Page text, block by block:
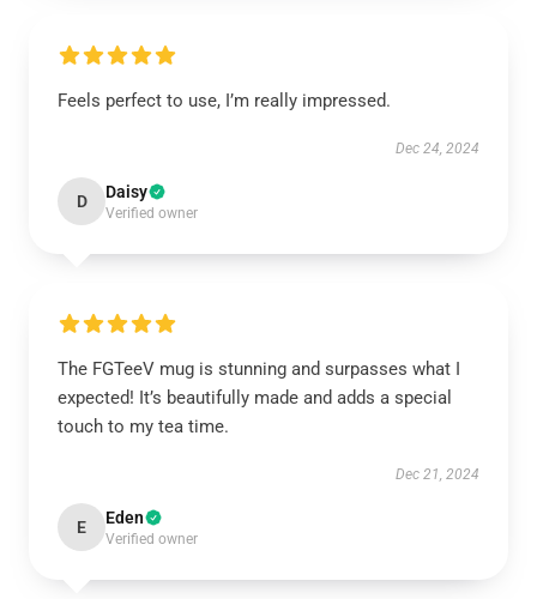
Feels perfect to use, I’m really impressed.
Dec 24, 2024
D Daisy
Verified owner
The FGTeeV mug is stunning and surpasses what I
expected! It’s beautifully made and adds a special
touch to my tea time.
Dec 21, 2024
E Eden
Verified owner